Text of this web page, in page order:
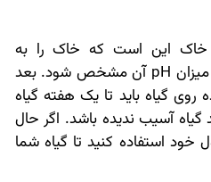
خاک این است که خاک را به
فروشگاه های باغبانی ببرید تا میزان pH آن مشخص شود. بعد
گیاه باید تا یک هفته گیاه
گیاه آسیب ندیده باشد. اگر حال
خود استفاده کنید تا گیاه شما